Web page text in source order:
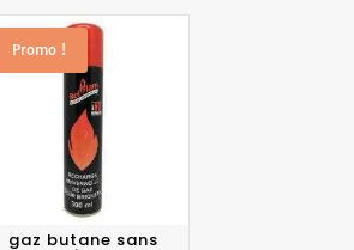
Promo !
gaz butane sans